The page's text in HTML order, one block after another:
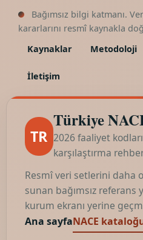
Bağımsız bilgi katmanı.
kararlarını resmî kaynakla
Kaynaklar
Metodoloji
İletişim
TR
Türkiye
2026 faaliyet
karşılaştırma
Resmî veri setlerini daha
sunan bağımsız referans
kurum ekranı yerine
Ana sayfaNACE